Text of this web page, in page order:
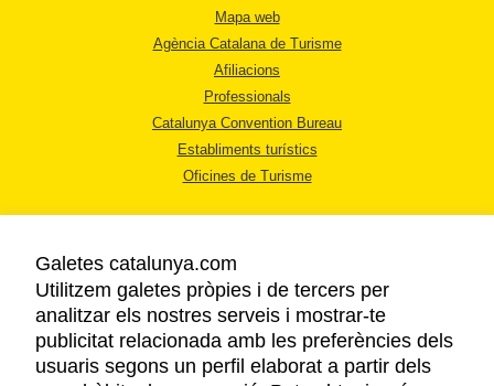
Mapa web
Agència Catalana de Turisme
Afiliacions
Professionals
Catalunya Convention Bureau
Establiments turístics
Oficines de Turisme
AVÍS LEGAL
POLÍTICA DE PRIVACITAT
Galetes catalunya.com
Utilitzem galetes pròpies i de tercers per
analitzar els nostres serveis i mostrar-te
publicitat relacionada amb les preferències dels
usuaris segons un perfil elaborat a partir dels